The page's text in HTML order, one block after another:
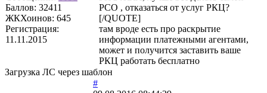
Баллов: 32411
ЖКХоинов: 645
Регистрация:
11.11.2015
РСО , отказаться от услуг РКЦ?
[/QUOTE]
там вроде есть про раскрытие
информации платежными агентами,
может и получится заставить ваше
РКЦ работать бесплатно
Загрузка ЛС через шаблон
#